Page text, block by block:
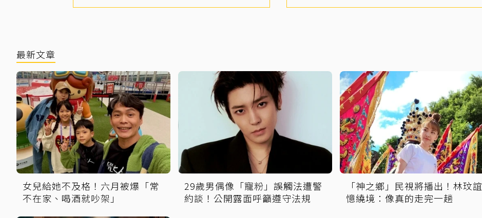
最新文章
女兒給她不及格！六月被爆「常
不在家、喝酒就吵架」
29歲男偶像「寵粉」誤觸法遭警
約談！公開露面呼籲遵守法規
「神之鄉」民視將播出！林玟誼
憶繞境：像真的走完一趟